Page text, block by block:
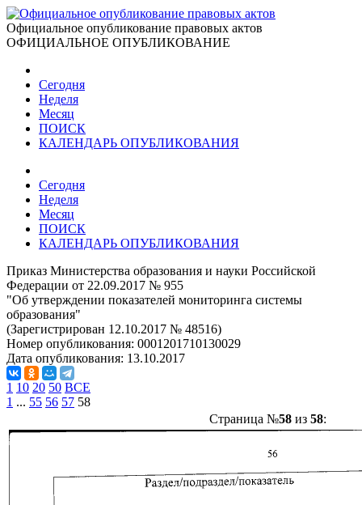
Официальное опубликование правовых актов
ОФИЦИАЛЬНОЕ ОПУБЛИКОВАНИЕ
Сегодня
Неделя
Месяц
ПОИСК
КАЛЕНДАРЬ ОПУБЛИКОВАНИЯ
Сегодня
Неделя
Месяц
ПОИСК
КАЛЕНДАРЬ ОПУБЛИКОВАНИЯ
Приказ Министерства образования и науки Российской
Федерации от 22.09.2017 № 955
"Об утверждении показателей мониторинга системы
образования"
(Зарегистрирован 12.10.2017 № 48516)
Номер опубликования: 0001201710130029
Дата опубликования: 13.10.2017
1 10 20 50 ВСЕ
1 ... 55 56 57 58
Страница №58из 58: